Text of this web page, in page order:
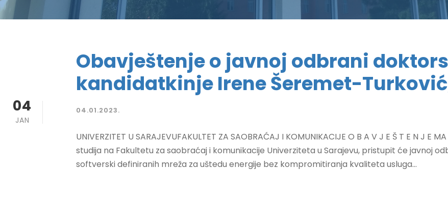
04
JAN
Obavještenje o javnoj odbrani
kandidatkinje Irene Šeremet-
04.01.2023.
UNIVERZITET U SARAJEVUFAKULTET ZA SAOBRAĆAJ I KOMUNIKACIJE O B A V J E Š T E N J
studija na Fakultetu za saobraćaj i komunikacije Univerziteta u Sarajevu, pristupit će javnoj
softverski definiranih mreža za uštedu energije bez kompromitiranja kvaliteta usluga...